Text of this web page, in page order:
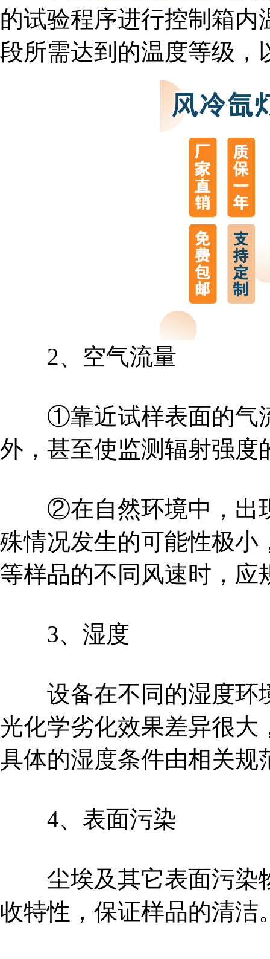
的试验程序进行控制箱
段所需达到的温度等级，
2、空气流量
①靠近试样表面的气流
外，甚至使监测辐射强度
②在自然环境中，出现
殊情况发生的可能性极小
等样品的不同风速时，应
3、湿度
设备在不同的湿度环
光化学劣化效果差异很大
具体的湿度条件由相关规
4、表面污染
尘埃及其它表面污染
收特性，保证样品的清洁